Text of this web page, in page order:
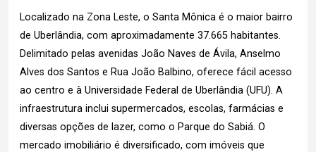
Localizado na Zona Leste, o Santa Mônica é o maior bairro
de Uberlândia, com aproximadamente 37.665 habitantes.
Delimitado pelas avenidas João Naves de Ávila, Anselmo
Alves dos Santos e Rua João Balbino, oferece fácil acesso
ao centro e à Universidade Federal de Uberlândia (UFU). A
infraestrutura inclui supermercados, escolas, farmácias e
diversas opções de lazer, como o Parque do Sabiá. O
mercado imobiliário é diversificado, com imóveis que